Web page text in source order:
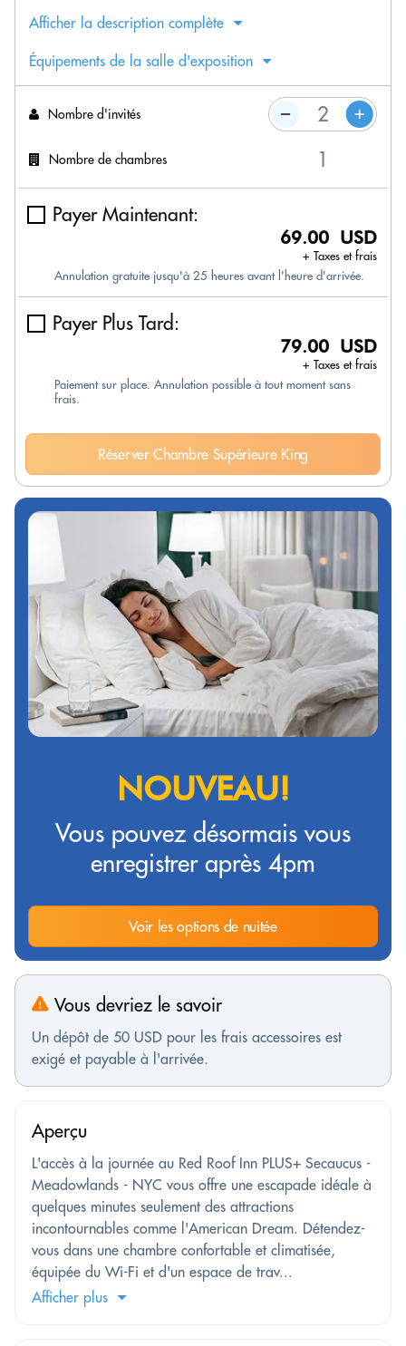
Afficher la description complète
Équipements de la salle d'exposition
Nombre d'invités
Nombre de chambres
Payer Maintenant:
69.00 USD
+ Taxes et frais
Annulation gratuite jusqu'à 25 heures avant l'heure d'arrivée.
Payer Plus Tard:
79.00 USD
+ Taxes et frais
Paiement sur place. Annulation possible à tout moment sans
frais.
Réserver Chambre Supérieure King
NOUVEAU!
Vous pouvez désormais vous
enregistrer après 4pm
Voir les options de nuitée
Vous devriez le savoir
Un dépôt de 50 USD pour les frais accessoires est
exigé et payable à l'arrivée.
Aperçu
L'accès à la journée au Red Roof Inn PLUS+ Secaucus -
Meadowlands - NYC vous offre une escapade idéale à
quelques minutes seulement des attractions
incontournables comme l'American Dream. Détendez-
vous dans une chambre confortable et climatisée,
équipée du Wi-Fi et d'un espace de trav...
Afficher plus